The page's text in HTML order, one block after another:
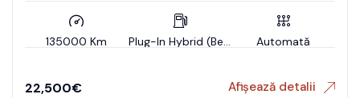
135000 Km Plug-In Hybrid (Benzin) Automată
22,500€ Afișează detalii